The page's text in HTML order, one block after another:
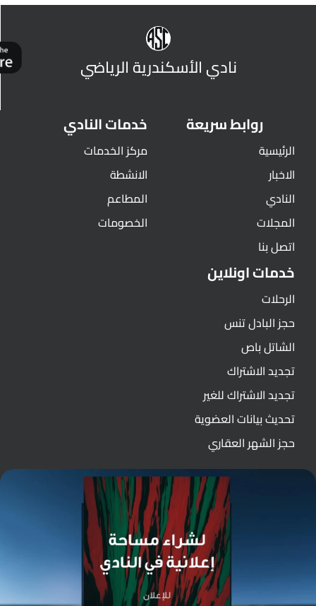
نادي الأسكندرية الرياضي
روابط سريعة
الرئيسية
الاخبار
النادي
المجلات
اتصل بنا
خدمات النادي
مركز الخدمات
الانشطة
المطاعم
الخصومات
خدمات اونلاين
الرحلات
حجز البادل تنس
الشاتل باص
تجديد الاشتراك
تجديد الاشتراك للغير
تحديث بيانات العضوية
حجز الشهر العقاري